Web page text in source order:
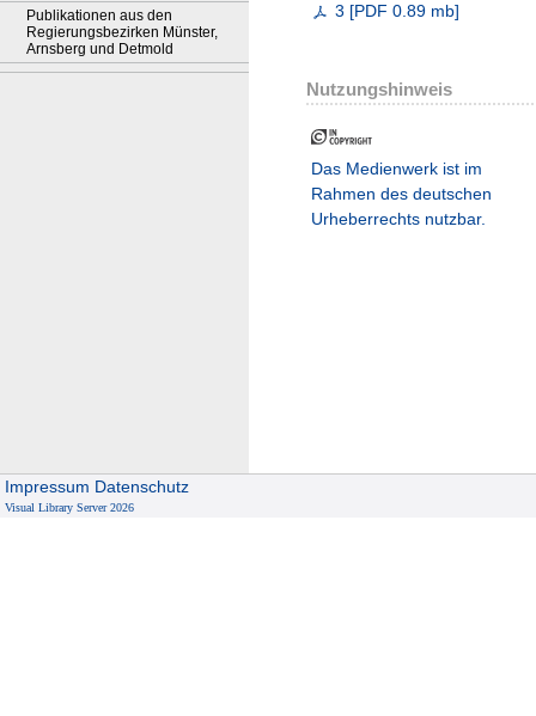
Publikationen aus den
Regierungsbezirken Münster,
Arnsberg und Detmold
3 [PDF 0.89 mb]
Nutzungshinweis
Das Medienwerk ist im
Rahmen des deutschen
Urheberrechts nutzbar.
Impressum Datenschutz
Visual Library Server 2026